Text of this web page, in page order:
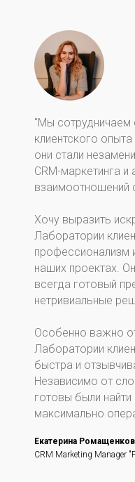
"Мы сотрудничаем
клиентского
они стали
CRM-маркетинга и
взаимоотношений
Хочу выразить
Лаборатории
наших проектах.
всегда готовый
нетривиальные
Особенно важно
Лаборатории
быстра и
Независимо от
готовы были
максимально
Екатерина
CRM Marketing Manager